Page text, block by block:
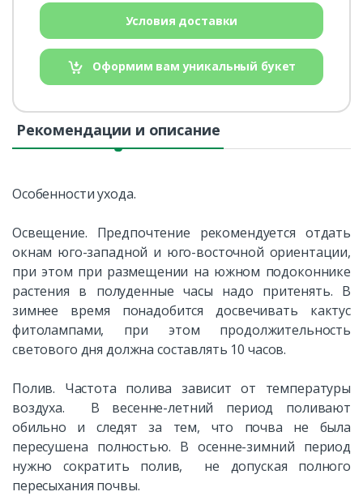
Условия доставки
Оформим вам уникальный букет
Рекомендации и описание
Особенности ухода.
Освещение. Предпочтение рекомендуется отдать
окнам юго-западной и юго-восточной ориентации,
при этом при размещении на южном подоконнике
растения в полуденные часы надо притенять. В
зимнее время понадобится досвечивать кактус
фитолампами, при этом продолжительность
светового дня должна составлять 10 часов.
Полив. Частота полива зависит от температуры
воздуха. В весенне-летний период поливают
обильно и следят за тем, что почва не была
пересушена полностью. В осенне-зимний период
нужно сократить полив, не допуская полного
пересыхания почвы.